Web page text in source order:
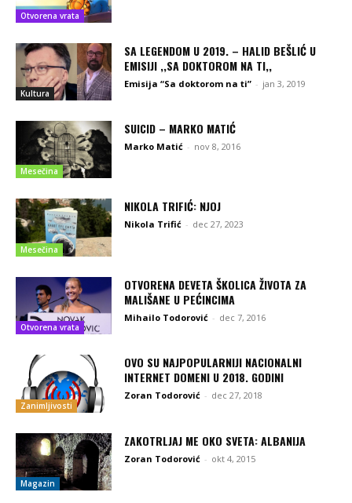
Otvorena vrata
Kultura
SA LEGENDOM U 2019. – HALID BEŠLIĆ U
EMISIJI ,,SA DOKTOROM NA TI,,
Emisija “Sa doktorom na ti” - jan 3, 2019
Mesečina
SUICID – MARKO MATIĆ
Marko Matić - nov 8, 2016
Mesečina
NIKOLA TRIFIĆ: NJOJ
Nikola Trifić - dec 27, 2023
Otvorena vrata
OTVORENA DEVETA ŠKOLICA ŽIVOTA ZA
MALIŠANE U PEĆINCIMA
Mihailo Todorović - dec 7, 2016
Zanimljivosti
OVO SU NAJPOPULARNIJI NACIONALNI
INTERNET DOMENI U 2018. GODINI
Zoran Todorović - dec 27, 2018
Magazin
ZAKOTRLJAJ ME OKO SVETA: ALBANIJA
Zoran Todorović - okt 4, 2015